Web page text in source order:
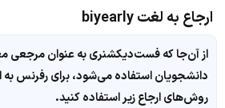
ارجاع به لغت biyearly
از آن‌جا که فست‌دیکشنری به عنوان مرجعی
دانشجویان استفاده می‌شود، برای رفرنس به
روش‌های ارجاع زیر استفاده کنید.